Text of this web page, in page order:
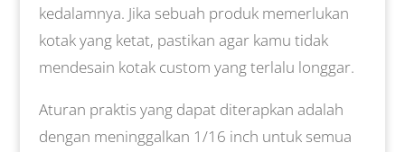
kedalamnya. Jika sebuah produk memerlukan
kotak yang ketat, pastikan agar kamu tidak
mendesain kotak custom yang terlalu longgar.
Aturan praktis yang dapat diterapkan adalah
dengan meninggalkan 1/16 inch untuk semua